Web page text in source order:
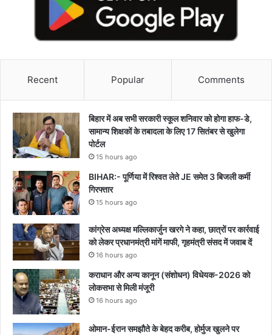
Recent Popular Comments
बिहार में अब सभी सरकारी स्कूल शनिवार को होगा हाफ-डे,
सामान्य शिक्षकों के तबादला के लिए 17 सितंबर से खुलेगा
पोर्टल
15 hours ago
BIHAR:- पूर्णिया में रिश्वत लेते JE समेत 3 बिजली कर्मी
गिरफ्तार
15 hours ago
कांग्रेस अध्यक्ष मल्लिकार्जुन खरगे ने कहा, छात्रों पर कार्रवाई
को लेकर प्रधानमंत्री मांगें माफी, गृहमंत्री संसद में जवाब दें
16 hours ago
कराधान और अन्य कानून (संशोधन) विधेयक-2026 को
लोकसभा से मिली मंजूरी
16 hours ago
ओमान-ईरान समझौते के बेहद करीब, होर्मुज खुलने पर